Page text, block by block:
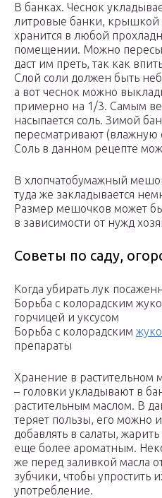
В банках. Чеснок
литровые банки, крышкой
хранится в любой
помещении. Можно
даст им преть, так как
Слой соли должен быть
а вот чеснок можно
примерно на 1/3. Самым
насыпается соль. Зимой
пересматривают (влажную
Соль в данном рецепте
В хлопчатобумажный
туда же закладывается
Размер мешочков может
в зависимости от нужд
Советы по саду,
Когда убирать лук
Борьба с колорадским
горчицей и уксусом
Борьба с колорадским
препараты
Хранение в растительном
– головки укладывают в
растительным маслом. В
теряет пользы, его можно
добавлять в салаты,
еще более ароматным.
же перед заливкой масла
зубчики, чтобы упростить
употребление.